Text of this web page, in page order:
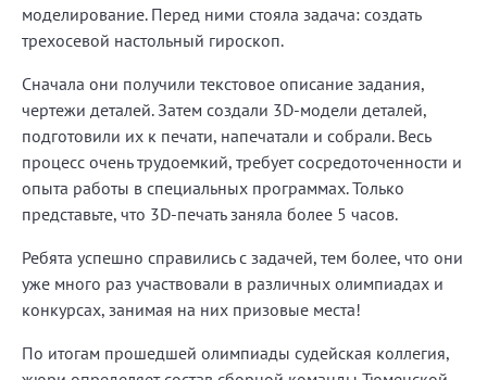
моделирование. Перед ними стояла задача: создать
трехосевой настольный гироскоп.
Сначала они получили текстовое описание задания,
чертежи деталей. Затем создали 3D-модели деталей,
подготовили их к печати, напечатали и собрали. Весь
процесс очень трудоемкий, требует сосредоточенности и
опыта работы в специальных программах. Только
представьте, что 3D-печать заняла более 5 часов.
Ребята успешно справились с задачей, тем более, что они
уже много раз участвовали в различных олимпиадах и
конкурсах, занимая на них призовые места!
По итогам прошедшей олимпиады судейская коллегия,